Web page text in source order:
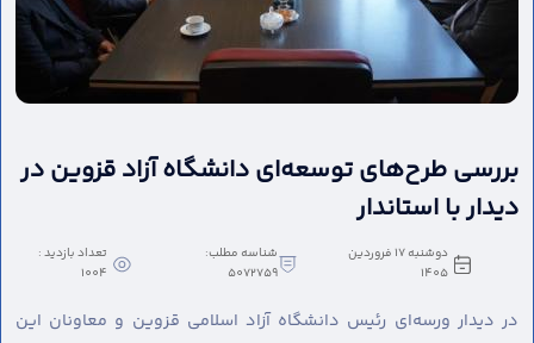
بررسی طرح‌های توسعه‌ای دانشگاه آزاد قزوین در
دیدار با استاندار
دوشنبه 17 فروردین
1405
شناسه مطلب:
5072759
تعداد بازدید :
1004
در دیدار ورسه‌ای رئیس دانشگاه آزاد اسلامی قزوین و معاونان این